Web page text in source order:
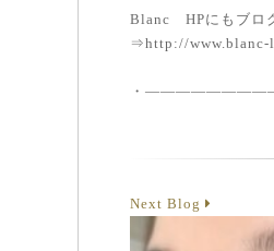
Blanc HPにもブロ
⇒http://www.blanc-
・
Next Blog